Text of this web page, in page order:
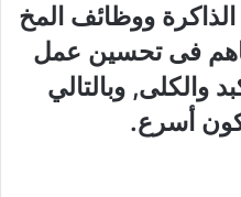
الذاكرة ووظائف المخ
فى تحسين عمل
والكلى, وبالتالي
أسرع.